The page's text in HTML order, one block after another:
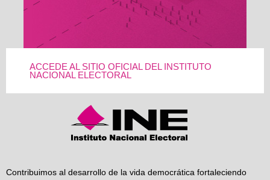
ACCEDE AL SITIO OFICIAL DEL INSTITUTO
NACIONAL ELECTORAL
Contribuimos al desarrollo de la vida democrática fortaleciendo